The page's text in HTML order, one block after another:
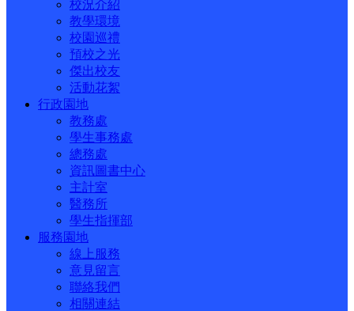
校況介紹
教學環境
校園巡禮
預校之光
傑出校友
活動花絮
行政園地
教務處
學生事務處
總務處
資訊圖書中心
主計室
醫務所
學生指揮部
服務園地
線上服務
意見留言
聯絡我們
相關連結